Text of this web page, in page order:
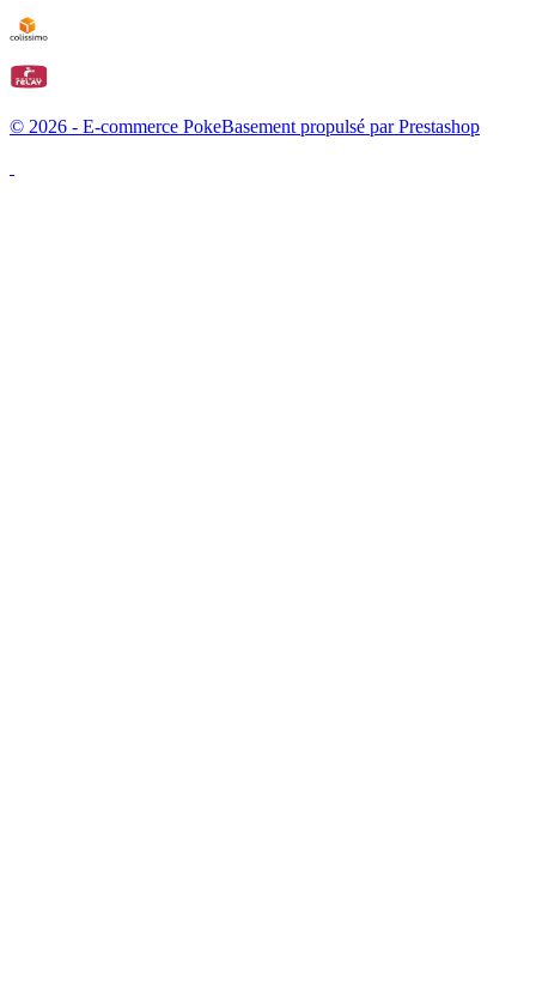
© 2026 - E-commerce PokeBasement propulsé par Prestashop